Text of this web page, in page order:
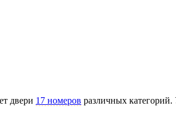
двери 17 номеров различных